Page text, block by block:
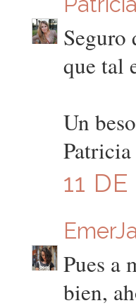
Seguro
que tal
Un
Patricia
11
EmerJa
Pues a
bien,